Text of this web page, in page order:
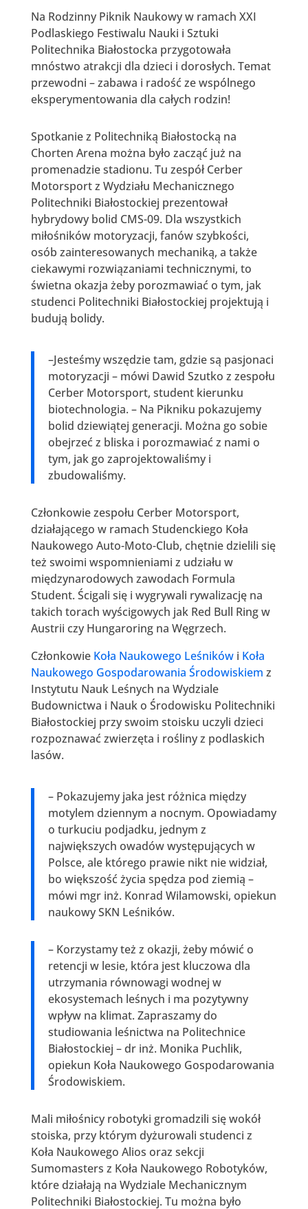
Na Rodzinny Piknik Naukowy w ramach XXI
Podlaskiego Festiwalu Nauki i Sztuki
Politechnika Białostocka przygotowała
mnóstwo atrakcji dla dzieci i dorosłych. Temat
przewodni – zabawa i radość ze wspólnego
eksperymentowania dla całych rodzin!
Spotkanie z Politechniką Białostocką na
Chorten Arena można było zacząć już na
promenadzie stadionu. Tu zespół Cerber
Motorsport z Wydziału Mechanicznego
Politechniki Białostockiej prezentował
hybrydowy bolid CMS-09. Dla wszystkich
miłośników motoryzacji, fanów szybkości,
osób zainteresowanych mechaniką, a także
ciekawymi rozwiązaniami technicznymi, to
świetna okazja żeby porozmawiać o tym, jak
studenci Politechniki Białostockiej projektują i
budują bolidy.
–Jesteśmy wszędzie tam, gdzie są pasjonaci
motoryzacji – mówi Dawid Szutko z zespołu
Cerber Motorsport, student kierunku
biotechnologia. – Na Pikniku pokazujemy
bolid dziewiątej generacji. Można go sobie
obejrzeć z bliska i porozmawiać z nami o
tym, jak go zaprojektowaliśmy i
zbudowaliśmy.
Członkowie zespołu Cerber Motorsport,
działającego w ramach Studenckiego Koła
Naukowego Auto-Moto-Club, chętnie dzielili się
też swoimi wspomnieniami z udziału w
międzynarodowych zawodach Formula
Student. Ścigali się i wygrywali rywalizację na
takich torach wyścigowych jak Red Bull Ring w
Austrii czy Hungaroring na Węgrzech.
Członkowie Koła Naukowego Leśnikówi Koła
Naukowego Gospodarowania Środowiskiem z
Instytutu Nauk Leśnych na Wydziale
Budownictwa i Nauk o Środowisku Politechniki
Białostockiej przy swoim stoisku uczyli dzieci
rozpoznawać zwierzęta i rośliny z podlaskich
lasów.
– Pokazujemy jaka jest różnica między
motylem dziennym a nocnym. Opowiadamy
o turkuciu podjadku, jednym z
największych owadów występujących w
Polsce, ale którego prawie nikt nie widział,
bo większość życia spędza pod ziemią –
mówi mgr inż. Konrad Wilamowski, opiekun
naukowy SKN Leśników.
– Korzystamy też z okazji, żeby mówić o
retencji w lesie, która jest kluczowa dla
utrzymania równowagi wodnej w
ekosystemach leśnych i ma pozytywny
wpływ na klimat. Zapraszamy do
studiowania leśnictwa na Politechnice
Białostockiej – dr inż. Monika Puchlik,
opiekun Koła Naukowego Gospodarowania
Środowiskiem.
Mali miłośnicy robotyki gromadzili się wokół
stoiska, przy którym dyżurowali studenci z
Koła Naukowego Alios oraz sekcji
Sumomasters z Koła Naukowego Robotyków,
które działają na Wydziale Mechanicznym
Politechniki Białostockiej. Tu można było